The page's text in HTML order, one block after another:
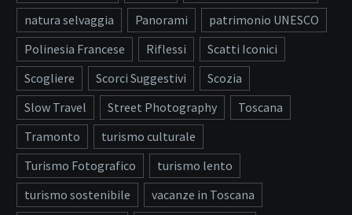
natura selvaggia
Panorami
patrimonio UNESCO
Polinesia Francese
Riflessi
Scatti Iconici
Scogliere
Scorci Suggestivi
Scozia
Slow Travel
Street Photography
Toscana
Tramonto
turismo culturale
Turismo Fotografico
turismo lento
turismo sostenibile
vacanze in Toscana